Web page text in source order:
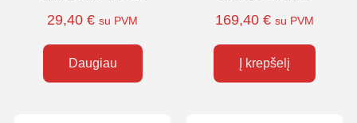
29,40 € su PVM
Daugiau
169,40 € su PVM
Į krepšelį